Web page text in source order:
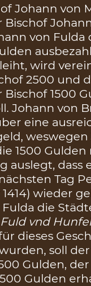
Johann von
von Fulda
wird
2500 und
1500
Johann von
eine
1500
auslegt, dass
Tag
1414) wieder
Fulda die
Fuld vnd
dieses
soll
Gulden,
Gulden